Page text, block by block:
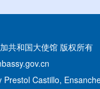
共和国大使馆 版权所有
Castillo,